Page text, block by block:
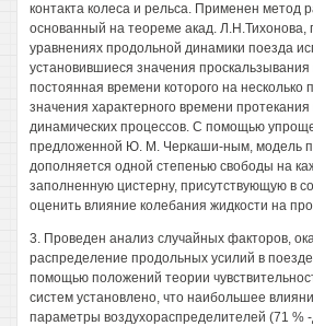
контакта колеса и рельса. Применен метод
основанный на теореме акад.
уравнениях продольной динамики поезда
установившиеся значения проскальзывания
постоянная времени которого на несколько
значения характерного времени
динамических процессов. С помощью
предложенной Ю. М. Черкаши-ным, модель
дополняется одной степенью свободы на
заполненную цистерну, присутствующую в
оценить влияние колебания жидкости на
3. Проведен анализ случайных факторов,
распределение продольных усилий в
помощью положений теории
систем установлено, что наибольшее
параметры воздухораспределителей (71 %